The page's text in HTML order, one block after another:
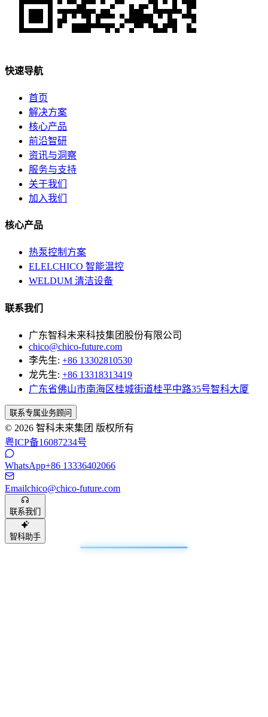
快速导航
首页
解决方案
核心产品
前沿智研
资讯与洞察
服务与支持
关于我们
加入我们
核心产品
热泵控制方案
ELELCHICO 智能温控
WELDUM 清洁设备
联系我们
广东智科未来科技集团股份有限公司
chico@chico-future.com
李先生: +86 13302810530
龙先生: +86 13318313419
广东省佛山市南海区桂城街道桂平中路35号智科大厦
联系专属业务顾问
© 2026 智科未来集团 版权所有
粤ICP备16087234号
WhatsApp+86 13336402066
Emailchico@chico-future.com
联系我们
智科助手